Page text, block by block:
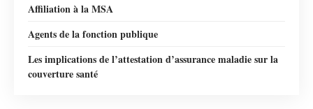
Affiliation à la MSA
Agents de la fonction publique
Les implications de l’attestation d’assurance maladie sur la
couverture santé